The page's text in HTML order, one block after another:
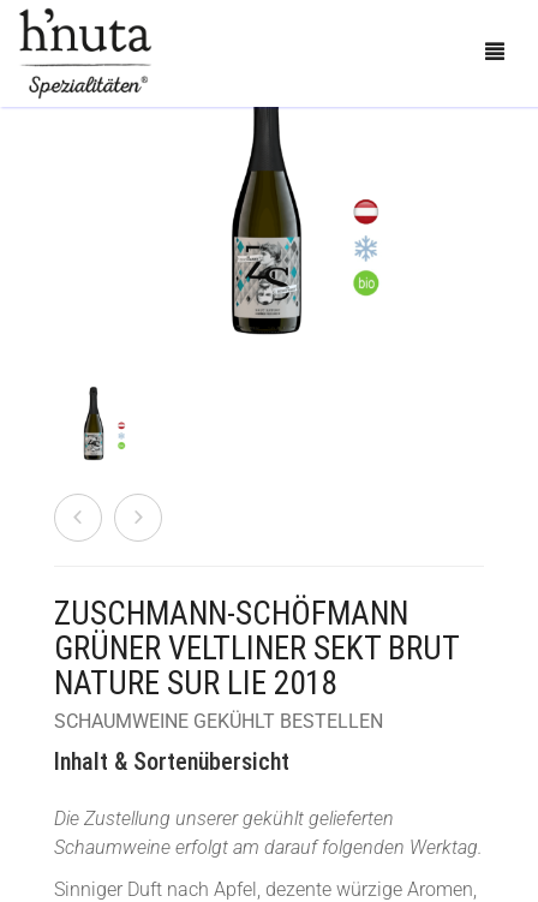
ÜBER UNS
MEIN KONTO
CART
ZUSCHMANN-SCHÖFMANN
GRÜNER VELTLINER SEKT BRUT
NATURE SUR LIE 2018
SCHAUMWEINE GEKÜHLT BESTELLEN
Inhalt & Sortenübersicht
Die Zustellung unserer gekühlt gelieferten
Schaumweine erfolgt am darauf folgenden Werktag.
Sinniger Duft nach Apfel, dezente würzige Aromen,